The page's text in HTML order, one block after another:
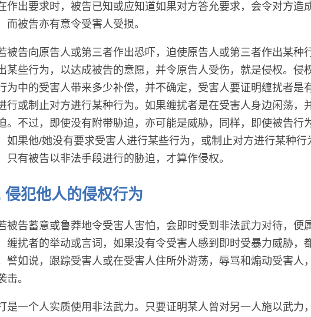
作出要求时，被告已知或应知道如果对方答允要求，会令对方造
而被告亦有意令受害人受损。
被告向原告人或第三者作出恐吓，迫使原告人或第三者作出某种
某些行为，以达成被告的意愿，并令原告人受伤，就是侵权。侵
为中的受害人带来多少补偿，并不确定，受害人要证明缠扰者是
行或制止对方进行某种行为。如果缠扰者是在受害人身边闲荡，
。不过，即使没有附带胁迫，亦可能是威胁，同样，即使被告行
如果他/她没有要求受害人进行某些行为，或制止对方进行某种行
只有被告以非法手段进行的胁迫，才算作侵权。
侵犯他人的侵权行为
被告蓄意或鲁莽地令受害人害怕，会即时受到非法武力对待，便
缠扰者的举动或言词，如果没有令受害人感到即时受暴力威胁，
譬如说，跟踪受害人或在受害人住所外游荡，辱骂和煽动受害人
击。
是一个人实质使用非法武力。只要证明某人曾对另一人施以武力